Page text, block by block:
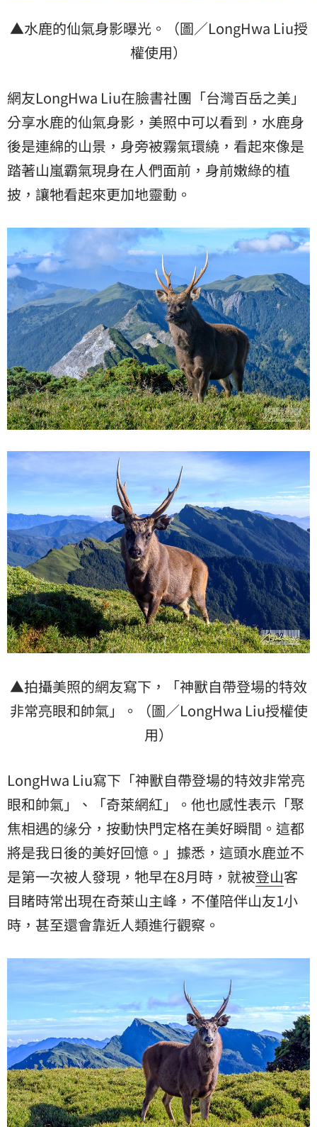
▲水鹿的仙氣身影曝光。（圖／LongHwa Liu授
權使用）
網友LongHwa Liu在臉書社團「台灣百岳之美」
分享水鹿的仙氣身影，美照中可以看到，水鹿身
後是連綿的山景，身旁被霧氣環繞，看起來像是
踏著山嵐霸氣現身在人們面前，身前嫩綠的植
披，讓牠看起來更加地靈動。
▲拍攝美照的網友寫下，「神獸自帶登場的特效
非常亮眼和帥氣」。（圖／LongHwa Liu授權使
用）
LongHwa Liu寫下「神獸自帶登場的特效非常亮
眼和帥氣」、「奇萊網紅」。他也感性表示「聚
焦相遇的缘分，按動快門定格在美好瞬間。這都
將是我日後的美好回憶。」據悉，這頭水鹿並不
是第一次被人發現，牠早在8月時，就被登山客
目睹時常出現在奇萊山主峰，不僅陪伴山友1小
時，甚至還會靠近人類進行觀察。